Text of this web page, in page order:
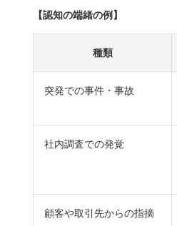
【認知の端緒の例】
種類
突発での事件・事故
社内調査での発覚
顧客や取引先からの指摘